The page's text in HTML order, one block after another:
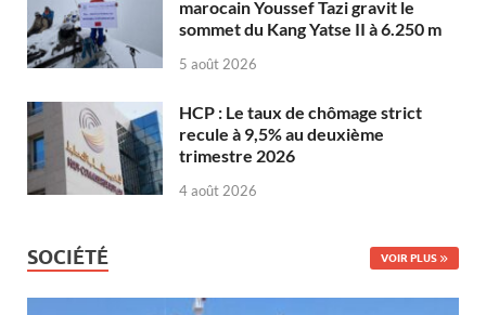
marocain Youssef Tazi gravit le
sommet du Kang Yatse II à 6.250 m
5 août 2026
HCP : Le taux de chômage strict
recule à 9,5% au deuxième
trimestre 2026
4 août 2026
SOCIÉTÉ VOIR PLUS